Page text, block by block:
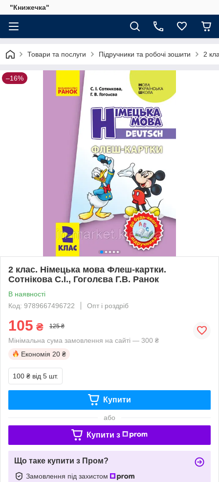
"Книжечка"
Товари та послуги Підручники та робочі зошити 2
–16%
2 клас. Німецька мова Флеш-картки.
Сотнікова С.І., Гоголєва Г.В. Ранок
В наявності
Код: 9789667496722
Опт і роздріб
105 ₴ 125 ₴
Мінімальна сума замовлення на сайті — 300 ₴
Економія 20 ₴
100 ₴ від 5 шт.
Купити
або
Купити з
Що таке купити з Пром?
Замовлення під захистом